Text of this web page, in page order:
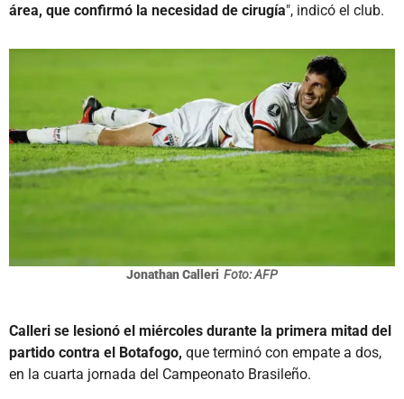
área, que confirmó la necesidad de cirugía", indicó el club.
Jonathan Calleri Foto: AFP
Calleri se lesionó el miércoles durante la primera mitad del
partido contra el Botafogo, que terminó con empate a dos,
en la cuarta jornada del Campeonato Brasileño.